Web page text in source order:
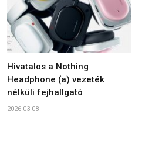
Hivatalos a Nothing
Headphone (a) vezeték
nélküli fejhallgató
2026-03-08